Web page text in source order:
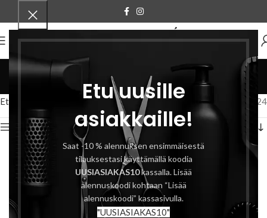
Etu uusille
asiakkaille!
Saat -10 % alennuksen ensimmäisestä
tilauksestasi käyttämällä koodia
UUSIASIAKAS10kassalla. Lisää
alennuskoodi kohtaan “Lisää
alennuskoodi” kassasivulla.
"UUSIASIAKAS10"
VALIKKO
wax
Tuotteet
Etusivu Tuotteet avainsanalla “wax” Näytetään tulokset 1–12 / 24
Näytä sivupalkki